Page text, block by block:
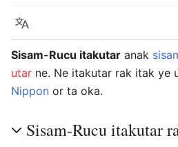
言語
Sisam-Rucu itakutar anak
utar ne. Ne itakutar rak itak ye
Nippon or ta oka.
Sisam-Rucu itakutar